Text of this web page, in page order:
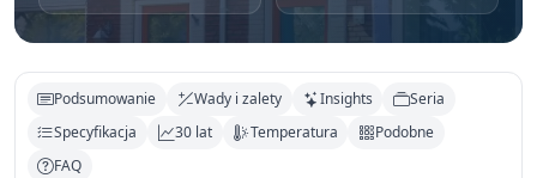
Podsumowanie Wady i zalety Insights
Seria
Specyfikacja
30 lat Temperatura
Podobne
FAQ